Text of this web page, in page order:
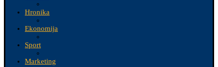
Hronika
Ekonomija
Sport
Marketing